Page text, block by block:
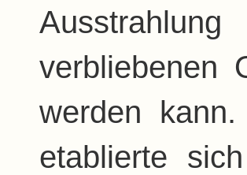
verbliebenen
werden
etablierte